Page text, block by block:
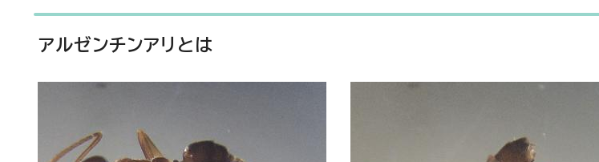
アルゼンチンアリとは